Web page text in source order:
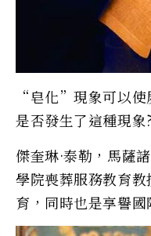
“皂化”現象可以使
是否發生了這種現象
傑奎琳·泰勒，馬薩
學院喪葬服務教育
育，同時也是享譽